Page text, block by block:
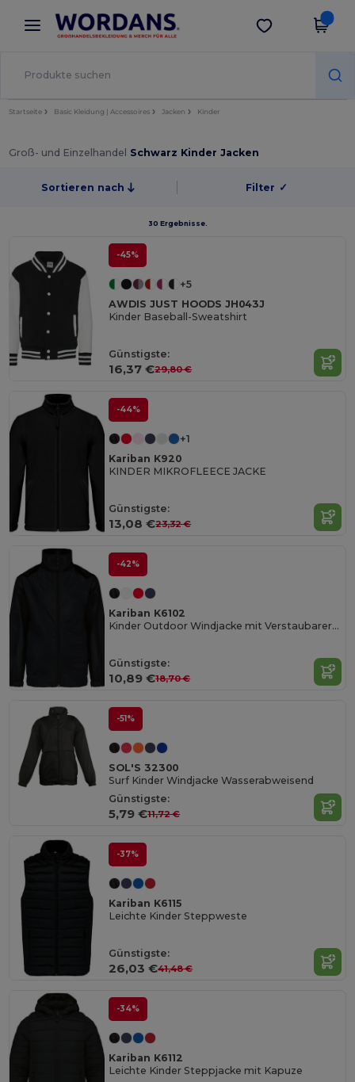
× Wordans App
Bessere Preise in der App!
App holen
Startseite Basic Kleidung | Accessoires Jacken Kinder
Groß- und Einzelhandel Schwarz Kinder Jacken
Sortieren nach Filter ✓
30 Ergebnisse.
-45%
+5
AWDIS JUST HOODS JH043J
Kinder Baseball-Sweatshirt
Günstigste:
16,37 €29,80 €
-44%
+1
Kariban K920
KINDER MIKROFLEECE JACKE
Günstigste:
13,08 €23,32 €
-42%
Kariban K6102
Kinder Outdoor Windjacke mit Verstaubarer Kapuze
Günstigste:
10,89 €18,70 €
-51%
SOL'S 32300
Surf Kinder Windjacke Wasserabweisend
Günstigste:
5,79 €11,72 €
-37%
Kariban K6115
Leichte Kinder Steppweste
Günstigste:
26,03 €41,48 €
-34%
Kariban K6112
Leichte Kinder Steppjacke mit Kapuze